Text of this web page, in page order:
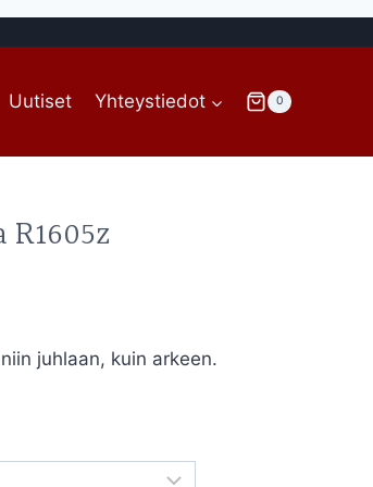
Uutiset Yhteystiedot 0
juhlaan, kuin arkeen.